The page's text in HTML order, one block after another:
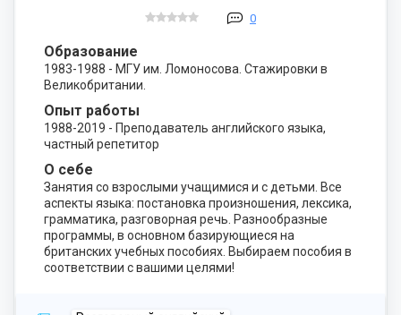
0
Образование
1983-1988 - МГУ им. Ломоносова. Стажировки в
Великобритании.
Опыт работы
1988-2019 - Преподаватель английского языка,
частный репетитор
О себе
Занятия со взрослыми учащимися и с детьми. Все
аспекты языка: постановка произношения, лексика,
грамматика, разговорная речь. Разнообразные
программы, в основном базирующиеся на
британских учебных пособиях. Выбираем пособия в
соответствии с вашими целями!